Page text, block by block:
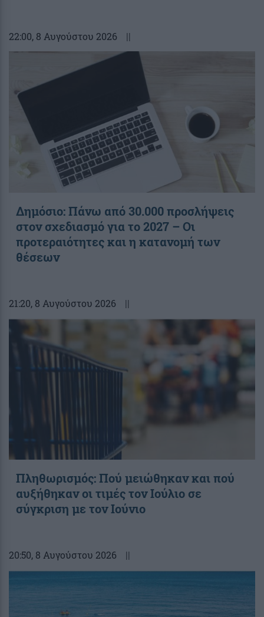
22:00, 8 Αυγούστου 2026 ||
Δημόσιο: Πάνω από 30.000 προσλήψεις
στον σχεδιασμό για το 2027 – Οι
προτεραιότητες και η κατανομή των
θέσεων
21:20, 8 Αυγούστου 2026 ||
Πληθωρισμός: Πού μειώθηκαν και πού
αυξήθηκαν οι τιμές τον Ιούλιο σε
σύγκριση με τον Ιούνιο
20:50, 8 Αυγούστου 2026 ||